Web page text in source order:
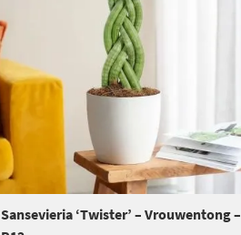
Sansevieria ‘Twister’ – Vrouwentong –